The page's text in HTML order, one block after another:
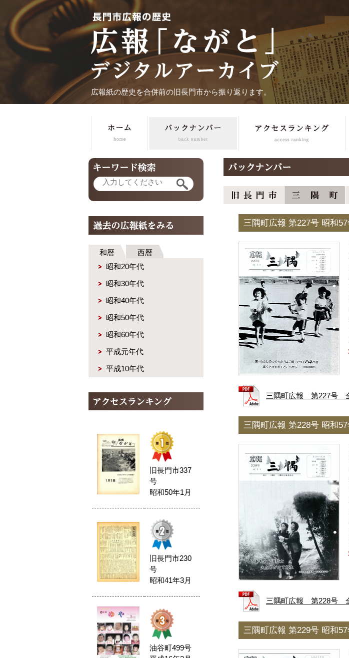
広報紙の歴史を合併前の旧長門市から振り返ります。
和暦
西暦
昭和20年代
昭和30年代
昭和40年代
昭和50年代
昭和60年代
平成元年代
平成10年代
旧長門市337
号
昭和50年1月
旧長門市230
号
昭和41年3月
油谷町499号
三隅町広報 第227号 昭和
三隅町広報 第227号
三隅町広報 第228号 昭和
三隅町広報 第228号
三隅町広報 第229号 昭和